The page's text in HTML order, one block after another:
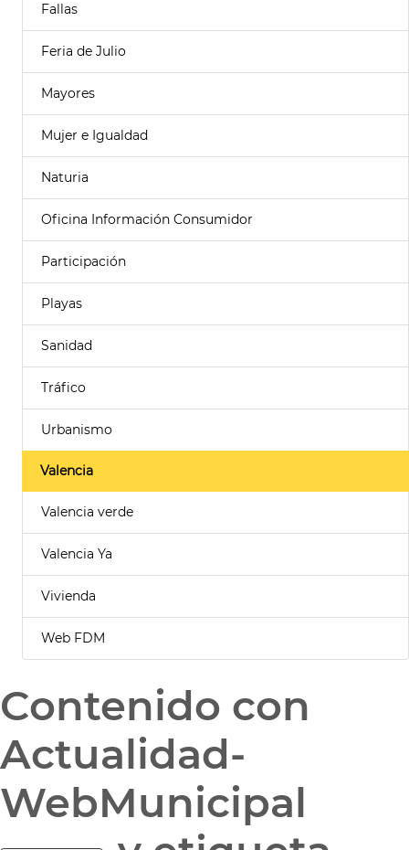
Fallas
Feria de Julio
Mayores
Mujer e Igualdad
Naturia
Oficina Información Consumidor
Participación
Playas
Sanidad
Tráfico
Urbanismo
Valencia
Valencia verde
Valencia Ya
Vivienda
Web FDM
Contenido con
Actualidad-
WebMunicipal